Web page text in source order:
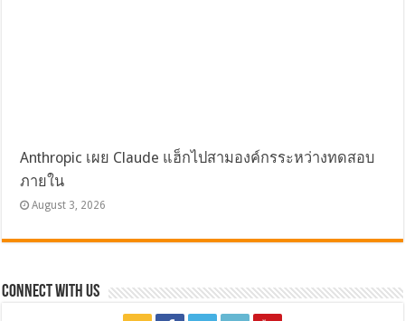
Anthropic เผย Claude แฮ็กไปสามองค์กรระหว่างทดสอบ
ภายใน
August 3, 2026
Connect with Us